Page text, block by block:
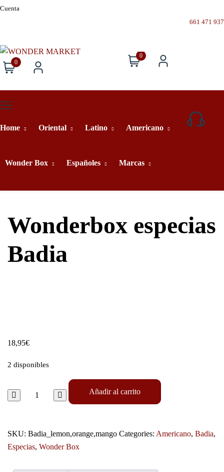
Cuenta
661 471 937
0
0
Home Oriental Latino Americano
Wonder Box Españoles Marcas
Wonderbox especias
Badia
18,95€
2 disponibles
Añadir al carrito
SKU: Badia_lemon,orange,mango Categories: Americano, Badia,
Especias, Wonder Box